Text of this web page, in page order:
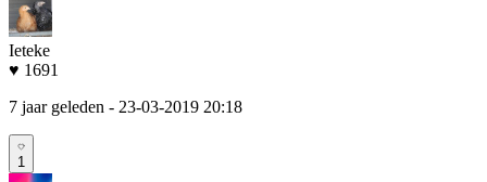
Ieteke
♥ 1691
7 jaar geleden - 23-03-2019 20:18
1